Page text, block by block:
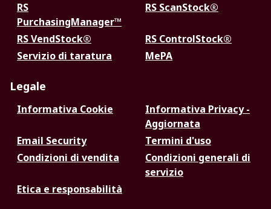
RS
PurchasingManager™
RS ScanStock®
RS VendStock®
RS ControlStock®
Servizio di taratura
MePA
Legale
Informativa Cookie
Informativa Privacy -
Aggiornata
Email Security
Termini d'uso
Condizioni di vendita
Condizioni generali di
servizio
Etica e responsabilità